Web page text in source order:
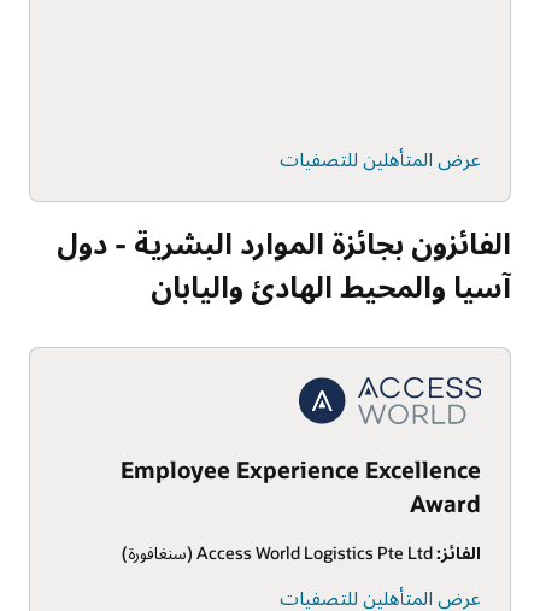
عرض المتأهلين للتصفيات
الفائزون بجائزة الموارد البشرية - دول
آسيا والمحيط الهادئ واليابان
Employee Experience Excellence
Award
الفائز:
عرض المتأهلين للتصفيات